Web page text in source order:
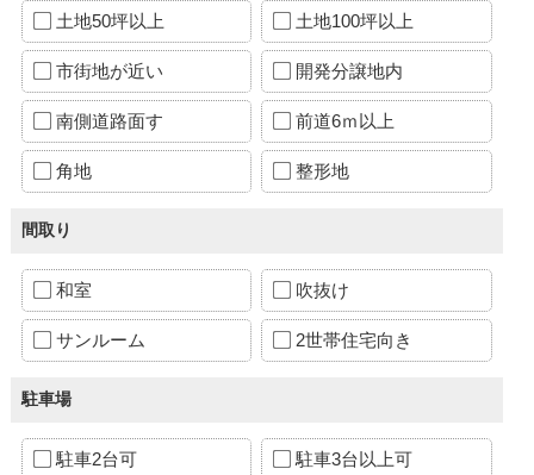
土地50坪以上 土地100坪以上
市街地が近い 開発分譲地内
南側道路面す 前道6ｍ以上
角地 整形地
間取り
和室 吹抜け
サンルーム 2世帯住宅向き
駐車場
駐車2台可 駐車3台以上可